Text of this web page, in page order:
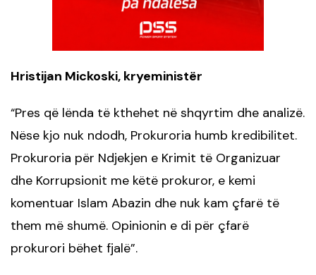
Hristijan Mickoski, kryeministër
“Pres që lënda të kthehet në shqyrtim dhe analizë.
Nëse kjo nuk ndodh, Prokuroria humb kredibilitet.
Prokuroria për Ndjekjen e Krimit të Organizuar
dhe Korrupsionit me këtë prokuror, e kemi
komentuar Islam Abazin dhe nuk kam çfarë të
them më shumë. Opinionin e di për çfarë
prokurori bëhet fjalë”.